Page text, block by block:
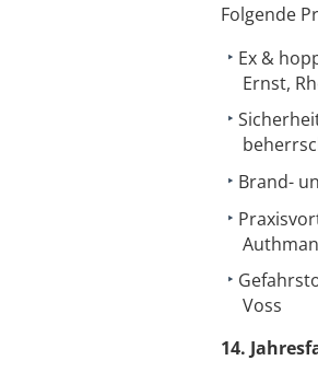
Folgende
Ex &
Ernst,
Brand-
Voss
14.